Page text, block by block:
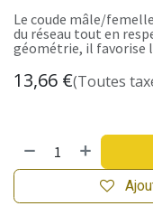
Le coude mâle/
du réseau tout en
géométrie, il favorise
13,66 €(Toutes